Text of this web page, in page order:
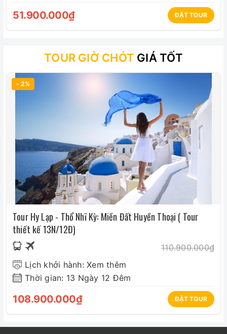
51.900.000₫ ĐẶT TOUR
TOUR GIỜ CHÓT GIÁ TỐT
- 2%
Tour Hy Lạp - Thổ Nhĩ Kỳ: Miền Đất Huyền Thoại ( Tour
thiết kế 13N/12Đ)
110.900.000₫
Lịch khởi hành: Xem thêm
Thời gian: 13 Ngày 12 Đêm
108.900.000₫ ĐẶT TOUR